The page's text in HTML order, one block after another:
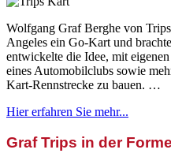
Wolfgang Graf Berghe von
Angeles ein Go-Kart und
entwickelte die Idee, mit
eines Automobilclubs sowie
Kart-Rennstrecke zu bauen. …
Hier erfahren Sie mehr...
Graf Trips in der